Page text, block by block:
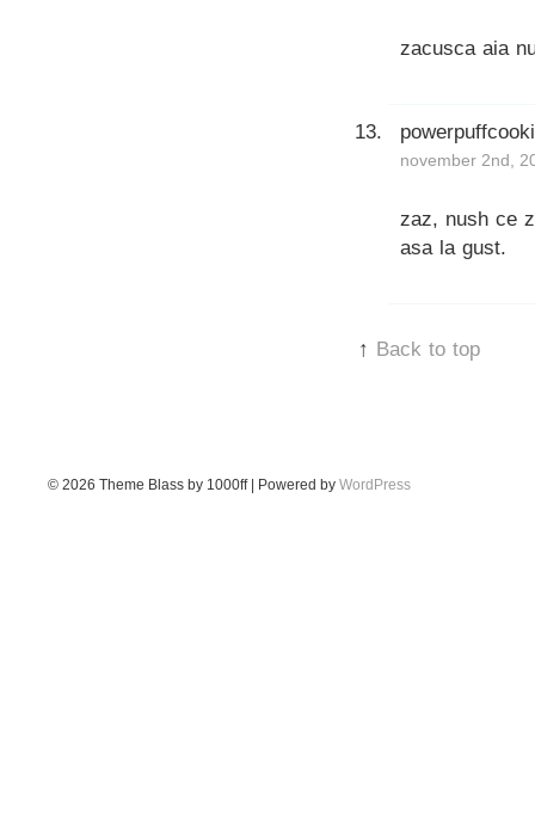
zacusca aia
november 2nd,
zaz, nush ce
asa la gust.
↑ Back to top
© 2026 Theme Blass by 1000ff | Powered by WordPress